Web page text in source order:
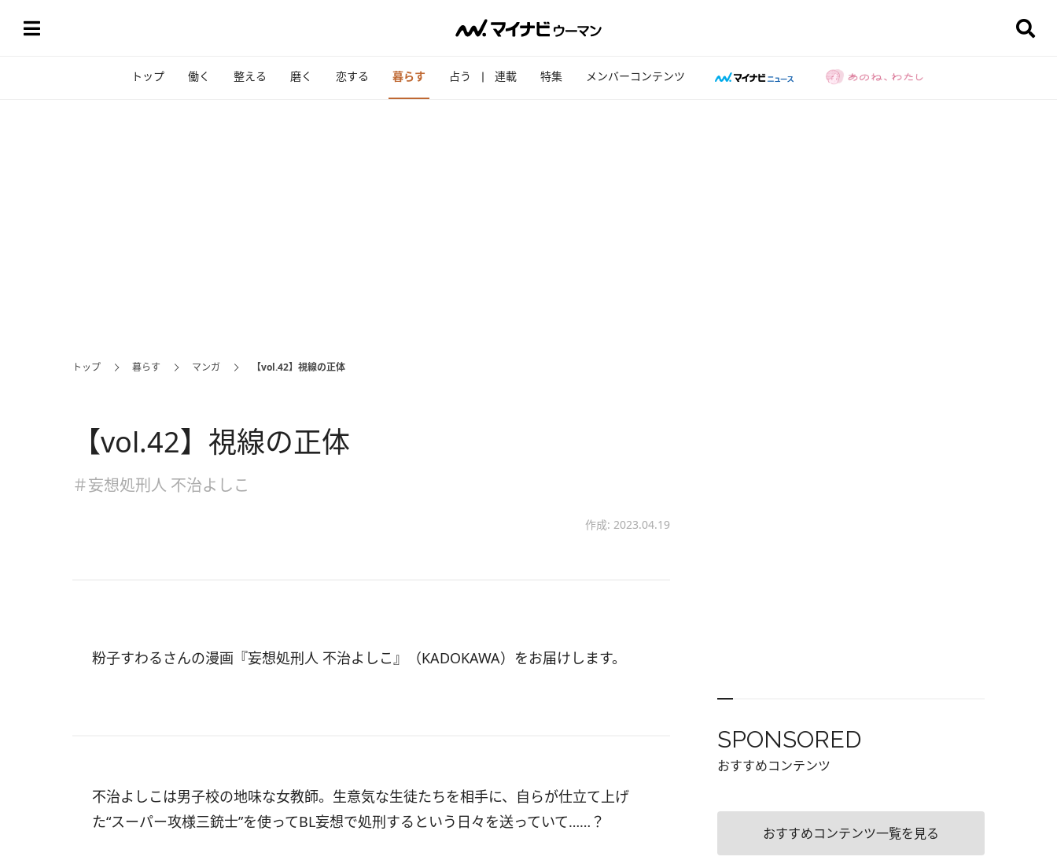
トップ 働く 整える 磨く 恋する 暮らす 占う 連載 特集 メンバーコンテンツ
トップ 暮らす マンガ 【vol.42】視線の正体
【vol.42】視線の正体
＃妄想処刑人 不治よしこ
作成: 2023.04.19
粉子すわるさんの漫画『妄想処刑人 不治よしこ』（KADOKAWA）をお届けします。
不治よしこは男子校の地味な女教師。生意気な生徒たちを相手に、自らが仕立て上げ
た“スーパー攻様三銃士”を使ってBL妄想で処刑するという日々を送っていて……？
SPONSORED
おすすめコンテンツ
おすすめコンテンツ一覧を見る